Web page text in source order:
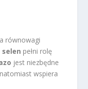
równowagi
selen pełni rolę
jest niezbędne
natomiast wspiera